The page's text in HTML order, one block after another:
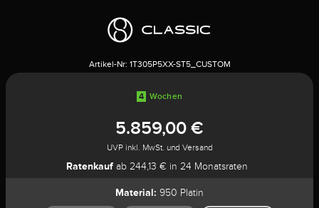
Artikel-Nr: 1T305P5XX-ST5_CUSTOM
4 Wochen
5.859,00 €
UVP inkl. MwSt. und Versand
Ratenkaufab 244,13 € in 24 Monatsraten
Material: 950 Platin